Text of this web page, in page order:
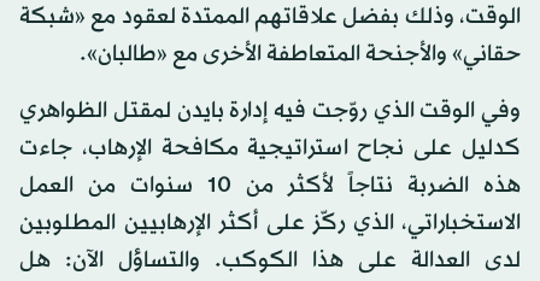
الوقت، وذلك بفضل علاقاتهم الممتدة لعقود مع «شبكة
حقاني» والأجنحة المتعاطفة الأخرى مع «طالبان».
وفي الوقت الذي روّجت فيه إدارة بايدن لمقتل الظواهري
كدليل على نجاح استراتيجية مكافحة الإرهاب، جاءت
هذه الضربة نتاجاً لأكثر من 10 سنوات من العمل
الاستخباراتي، الذي ركّز على أكثر الإرهابيين المطلوبين
لدى العدالة على هذا الكوكب. والتساؤل الآن: هل